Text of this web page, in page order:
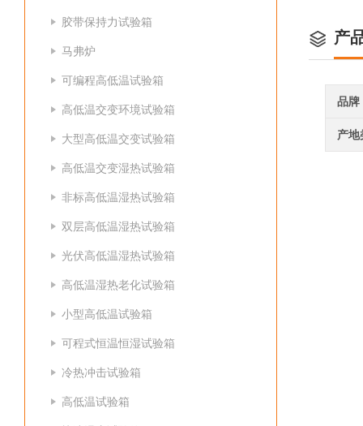
胶带保持力试验箱
马弗炉
可编程高低温试验箱
高低温交变环境试验箱
大型高低温交变试验箱
高低温交变湿热试验箱
非标高低温湿热试验箱
双层高低温湿热试验箱
光伏高低温湿热试验箱
高低温湿热老化试验箱
小型高低温试验箱
可程式恒温恒湿试验箱
冷热冲击试验箱
高低温试验箱
产
品牌
产地